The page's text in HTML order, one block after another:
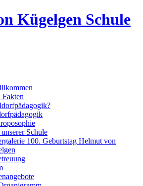
Fakten
Schule
100. Geburtstag Helmut von